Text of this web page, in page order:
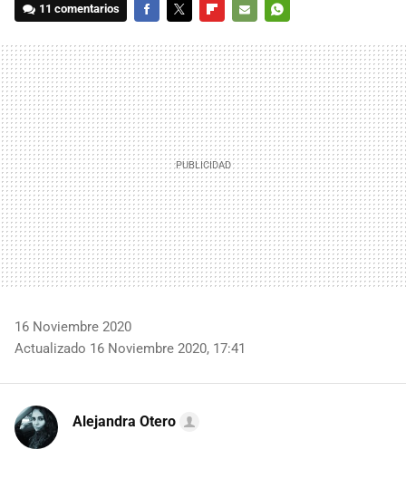
11 comentarios
MAIL
16 Noviembre 2020
Actualizado 16 Noviembre 2020, 17:41
Alejandra Otero